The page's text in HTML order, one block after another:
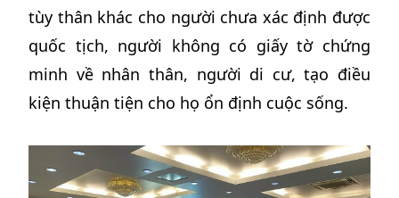
tùy thân khác cho người chưa xác định được
quốc tịch, người không có giấy tờ chứng
minh về nhân thân, người di cư, tạo điều
kiện thuận tiện cho họ ổn định cuộc sống.